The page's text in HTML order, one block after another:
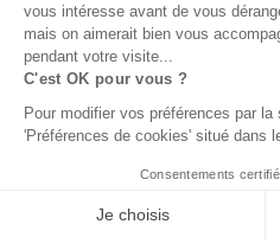
vous intéresse avant de vous
mais on aimerait bien vous
pendant votre visite...
C'est OK pour vous ?
Pour modifier vos préférences par
'Préférences de cookies' situé dans
Consentements
Je choisis